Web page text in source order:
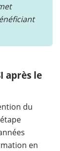
après le
du
en